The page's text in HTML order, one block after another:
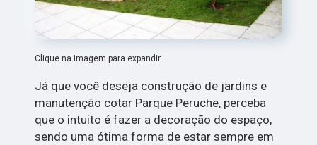
Clique na imagem para expandir
Já que você deseja construção de jardins e
manutenção cotar Parque Peruche, perceba
que o intuito é fazer a decoração do espaço,
sendo uma ótima forma de estar sempre em